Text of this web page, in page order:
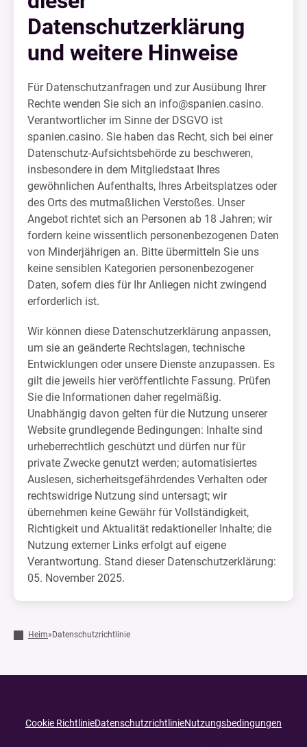
Datenschutzerklärung
und weitere Hinweise
Für Datenschutzanfragen und zur Ausübung Ihrer
Rechte wenden Sie sich an info@spanien.casino.
Verantwortlicher im Sinne der DSGVO ist
spanien.casino. Sie haben das Recht, sich bei einer
Datenschutz-Aufsichtsbehörde zu beschweren,
insbesondere in dem Mitgliedstaat Ihres
gewöhnlichen Aufenthalts, Ihres Arbeitsplatzes oder
des Orts des mutmaßlichen Verstoßes. Unser
Angebot richtet sich an Personen ab 18 Jahren; wir
fordern keine wissentlich personenbezogenen Daten
von Minderjährigen an. Bitte übermitteln Sie uns
keine sensiblen Kategorien personenbezogener
Daten, sofern dies für Ihr Anliegen nicht zwingend
erforderlich ist.
Wir können diese Datenschutzerklärung anpassen,
um sie an geänderte Rechtslagen, technische
Entwicklungen oder unsere Dienste anzupassen. Es
gilt die jeweils hier veröffentlichte Fassung. Prüfen
Sie die Informationen daher regelmäßig.
Unabhängig davon gelten für die Nutzung unserer
Website grundlegende Bedingungen: Inhalte sind
urheberrechtlich geschützt und dürfen nur für
private Zwecke genutzt werden; automatisiertes
Auslesen, sicherheitsgefährdendes Verhalten oder
rechtswidrige Nutzung sind untersagt; wir
übernehmen keine Gewähr für Vollständigkeit,
Richtigkeit und Aktualität redaktioneller Inhalte; die
Nutzung externer Links erfolgt auf eigene
Verantwortung. Stand dieser Datenschutzerklärung:
05. November 2025.
Heim» Datenschutzrichtlinie
Cookie RichtlinieDatenschutzrichtlinieNutzungsbedingungen